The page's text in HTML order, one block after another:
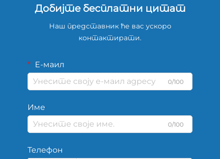
Добијте бесплатни цитат
Наш представник ће вас ускоро
контактирати.
Е-маил
0/100
Име
0/100
Телефон